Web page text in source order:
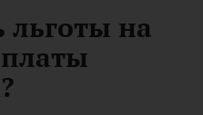
льготы на